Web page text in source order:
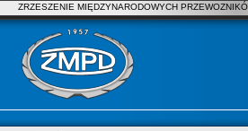
ZRZESZENIE MIĘDZYNARODOWYCH